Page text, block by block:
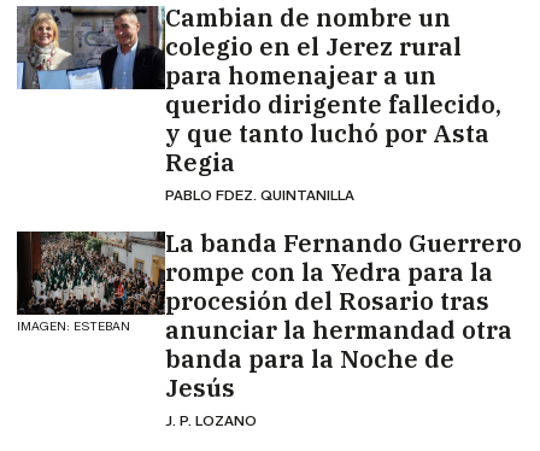
Cambian de nombre un
colegio en el Jerez rural
para homenajear a un
querido dirigente fallecido,
y que tanto luchó por Asta
Regia
PABLO FDEZ. QUINTANILLA
IMAGEN: ESTEBAN
La banda Fernando Guerrero
rompe con la Yedra para la
procesión del Rosario tras
anunciar la hermandad otra
banda para la Noche de
Jesús
J. P. LOZANO